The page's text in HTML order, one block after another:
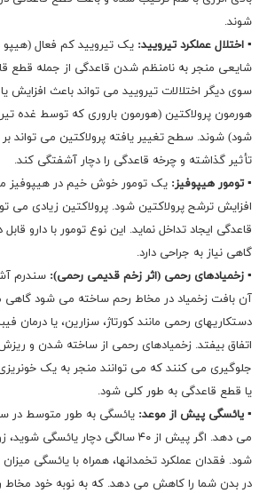
شوند.
▪ اختلال عملکرد تیرویید: یک تیرویید کم فعال (هیپو
شایعی منجر به نامنظم شدن قاعدگی از جمله قطع
سوی دیگر اختلالات تیرویید می تواند باعث
هورمون پرولاکتین (هورمون باروری که توسط غده
شود) شوند. سطح تغییر یافته پرولاکتین می تواند
تأثیر گذاشته و چرخه قاعدگی را دچار آشفتگی کند.
▪ تومور هیپوفیز: یک تومور خوش خیم در هیپوفیز
افزایش ترشح پرولاکتین شود. پرولاکتین زیادی می
قاعدگی ایجاد تداخل نماید. این نوع تومور با دارو
گاهی نیاز به جراحی دارد.
▪ زخمیادهای رحمی (اثر زخم قدیمی رحمی): سندرم
آن بافت زخمیاد در مخاط رحم ساخته می شود گاهی
دستکاریهای رحمی مانند کورتاژ، سزارین، یا درمان
اتفاق بیفتد. زخمیادهای رحمی از ساخته شدن و
جلوگیری می کنند که می توانند منجر به یک
یا قطع قاعدگی به طور کلی شود.
▪ یائسگی پیش از موعد:
می دهد. اگر پیش از ۴۰ سالگی دچار
شود. فقدان عملکرد تخمدانها، همراه با یائسگی
در بدن شما را کاهش می دهد. که به نوبه خود مخاط